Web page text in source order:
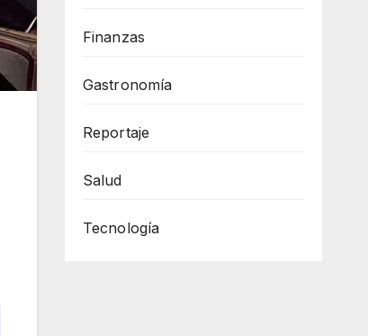
Finanzas
Gastronomía
Reportaje
Salud
Tecnología